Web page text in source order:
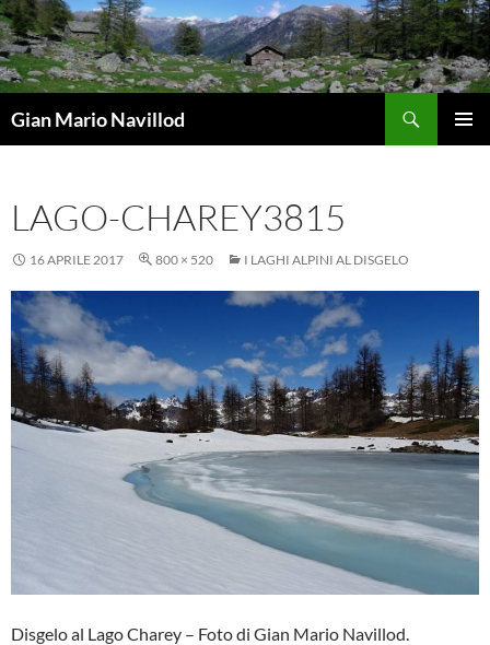
Vai
al
contenuto
Gian Mario Navillod
LAGO-CHAREY3815
16 APRILE 2017 800 × 520 I LAGHI ALPINI AL DISGELO
Disgelo al Lago Charey – Foto di Gian Mario Navillod.